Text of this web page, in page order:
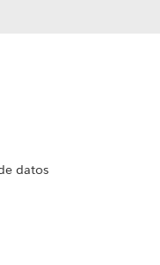
datos